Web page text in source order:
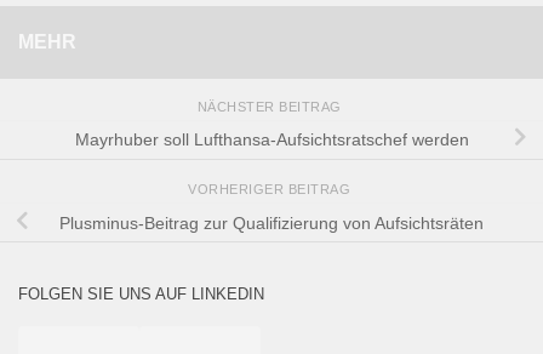
MEHR
NÄCHSTER BEITRAG
Mayrhuber soll Lufthansa-Aufsichtsratschef werden‎
VORHERIGER BEITRAG
Plusminus-Beitrag zur Qualifizierung von Aufsichtsräten
FOLGEN SIE UNS AUF LINKEDIN